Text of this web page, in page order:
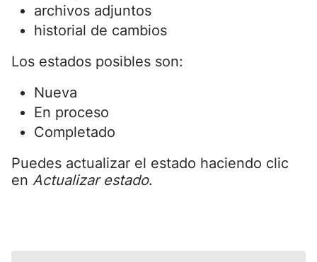
archivos adjuntos
historial de cambios
Los estados posibles son:
Nueva
En proceso
Completado
Puedes actualizar el estado haciendo clic
en Actualizar estado.